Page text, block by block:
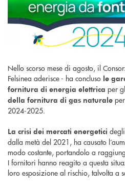
Nello scorso mese di agosto, il
Felsinea aderisce - ha concluso le
fornitura di energia elettrica per
della fornitura di gas naturale
2024-2025.
La crisi dei mercati energetici
dalla metà del 2021, ha causato
modo costante, portandolo a
I fornitori hanno reagito a questa
loro esposizione al rischio, talvolta a